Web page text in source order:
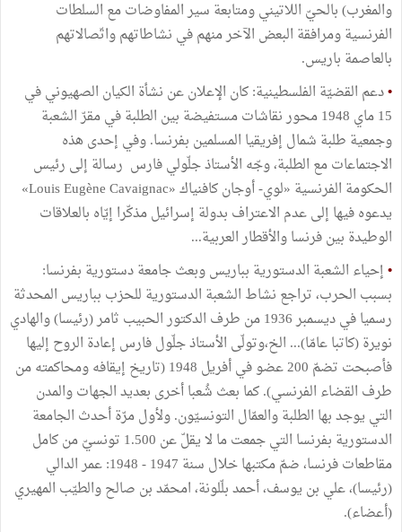
والمغرب) بالحيّ اللاتيني ومتابعة سير المفاوضات مع السلطات
الفرنسية ومرافقة البعض الآخر منهم في نشاطاتهم واتّصالاتهم
بالعاصمة باريس.
•دعم القضيّة الفلسطينية: كان الإعلان عن نشأة الكيان الصهيوني في
15 ماي 1948 محور نقاشات مستفيضة بين الطلبة في مقرّ الشعبة
وجمعية طلبة شمال إفريقيا المسلمين بفرنسا. وفي إحدى هذه
الاجتماعات مع الطلبة، وجّه الأستاذ جلّولي فارس رسالة إلى رئيس
الحكومة الفرنسية «لوي- أوجان كافنياك «Louis Eugène Cavaignac»
يدعوه فيها إلى عدم الاعتراف بدولة إسرائيل مذكّرا إيّاه بالعلاقات
الوطيدة بين فرنسا والأقطار العربية...
•إحياء الشعبة الدستورية بباريس وبعث جامعة دستورية بفرنسا:
بسبب الحرب، تراجع نشاط الشعبة الدستورية للحزب بباريس المحدثة
رسميا في ديسمبر 1936 من طرف الدكتور الحبيب ثامر (رئيسا) والهادي
نويرة (كاتبا عامّا)... الخ،وتولّى الأستاذ جلّول فارس إعادة الروح إليها
فأصبحت تضمّ 200 عضو في أفريل 1948 (تاريخ إيقافه ومحاكمته من
طرف القضاء الفرنسي). كما بعث شُعبا أخرى بعديد الجهات والمدن
التي يوجد بها الطلبة والعمّال التونسيّون. ولأول مرّة أحدث الجامعة
الدستورية بفرنسا التي جمعت ما لا يقلّ عن 1.500 تونسيّ من كامل
مقاطعات فرنسا، ضمّ مكتبها خلال سنة 1947 - 1948: عمر الدالي
(رئيسا)، علي بن يوسف، أحمد بلّلونة، امحمّد بن صالح والطيّب المهيري
(أعضاء).